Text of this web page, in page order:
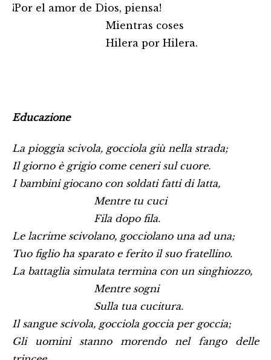
¡Por el amor de Dios, piensa!
Mientras coses
Hilera por Hilera.
Educazione
La pioggia scivola, gocciola giù nella strada;
Il giorno è grigio come ceneri sul cuore.
I bambini giocano con soldati fatti di latta,
Mentre tu cuci
Fila dopo fila.
Le lacrime scivolano, gocciolano una ad una;
Tuo figlio ha sparato e ferito il suo fratellino.
La battaglia simulata termina con un singhiozzo,
Mentre sogni
Sulla tua cucitura.
Il sangue scivola, gocciola goccia per goccia;
Gli uomini stanno morendo nel fango delle